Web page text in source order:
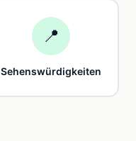
📍
Sehenswürdigkeiten